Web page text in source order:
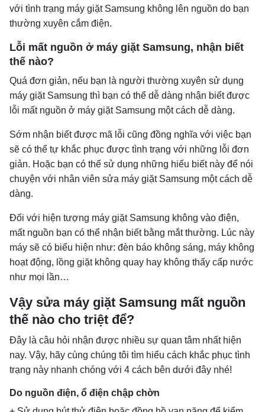
với tình trạng máy giặt Samsung không lên nguồn do bạn
thường xuyên cắm điện.
Lỗi mất nguồn ở máy giặt Samsung, nhận biết
thế nào?
Quá đơn giản, nếu bạn là người thường xuyên sử dụng
máy giặt Samsung thì bạn có thể dễ dàng nhận biết được
lỗi mất nguồn ở máy giặt Samsung một cách dễ dàng.
Sớm nhận biết được mã lỗi cũng đồng nghĩa với việc bạn
sẽ có thể tự khắc phục được tình trạng với những lỗi đơn
giản. Hoặc bạn có thể sử dụng những hiểu biết này để nói
chuyện với nhân viên sửa máy giặt Samsung một cách dễ
dàng.
Đối với hiện tượng máy giặt Samsung không vào điện,
mất nguồn bạn có thể nhận biết bằng mắt thường. Lúc này
máy sẽ có biểu hiện như: đèn báo không sáng, máy không
hoạt động, lồng giặt không quay hay không thấy cấp nước
như mọi lần…
Vậy sửa máy giặt Samsung mất nguồn
thế nào cho triệt để?
Đây là câu hỏi nhận được nhiều sự quan tâm nhất hiện
nay. Vậy, hãy cùng chúng tôi tìm hiểu cách khắc phục tình
trạng này nhanh chóng với 4 cách bên dưới đây nhé!
Do nguồn điện, ổ điện chập chờn